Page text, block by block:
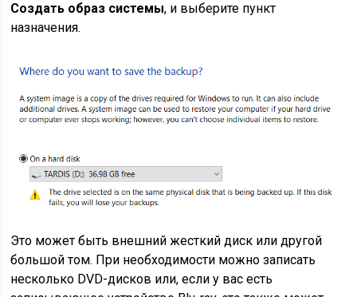
Создать образ системы, и выберите пункт
назначения.
Это может быть внешний жесткий диск или другой
большой том. При необходимости можно записать
несколько DVD-дисков или, если у вас есть